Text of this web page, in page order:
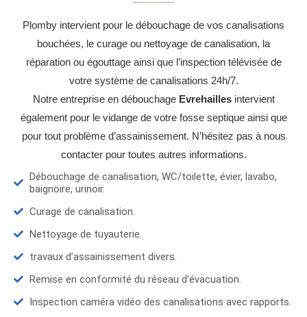
Plomby intervient pour le débouchage de vos canalisations
bouchées, le curage ou nettoyage de canalisation, la
réparation ou égouttage ainsi que l’inspection télévisée de
votre système de canalisations 24h/7.
Notre entreprise en débouchage Evrehaillesintervient
également pour le vidange de votre fosse septique ainsi que
pour tout problème d’assainissement. N’hésitez pas à nous
contacter pour toutes autres informations.
Débouchage de canalisation, WC/toilette, évier, lavabo,
baignoire, urinoir.
Curage de canalisation.
Nettoyage de tuyauterie.
travaux d’assainissement divers.
Remise en conformité du réseau d'évacuation.
Inspection caméra vidéo des canalisations avec rapports.